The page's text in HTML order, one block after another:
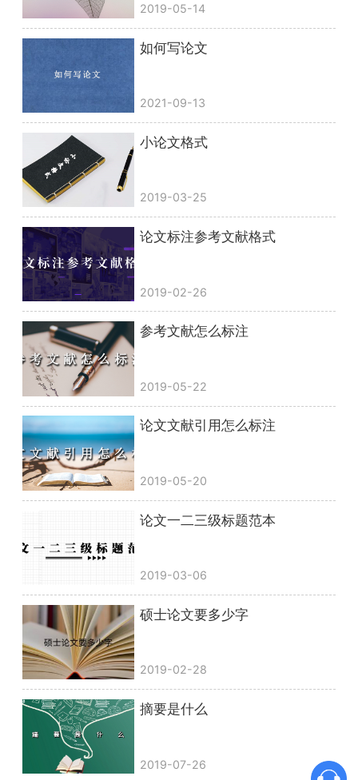
2019-05-14
如何写论文
2021-09-13
小论文格式
2019-03-25
论文标注参考文献格式
2019-02-26
参考文献怎么标注
2019-05-22
论文文献引用怎么标注
2019-05-20
论文一二三级标题范本
2019-03-06
硕士论文要多少字
2019-02-28
摘要是什么
2019-07-26